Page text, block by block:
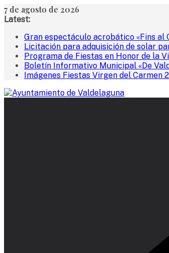
Saltar
al
7 de agosto de 2026
Latest:
Gran espectáculo acrobático «Fins al
Licitación para adquisición de solar
Programa de Fiestas en Honor de la
Boletín Informativo Municipal «De
Imágenes Fiestas Virgen del Carmen